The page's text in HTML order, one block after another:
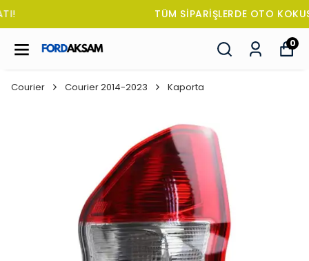
TÜM SİPARİŞLERDE OTO KOKUSU HEDİYE!
0
Courier Courier 2014-2023 Kaporta